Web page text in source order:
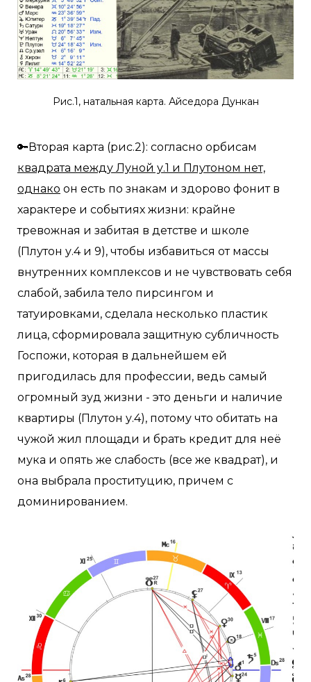
Рис.1, натальная карта. Айседора Дункан
🔑Вторая карта (рис.2): согласно орбисам
квадрата между Луной у.1 и Плутоном нет,
однако он есть по знакам и здорово фонит в
характере и событиях жизни: крайне
тревожная и забитая в детстве и школе
(Плутон у.4 и 9), чтобы избавиться от массы
внутренних комплексов и не чувствовать себя
слабой, забила тело пирсингом и
татуировками, сделала несколько пластик
лица, сформировала защитную субличность
Госпожи, которая в дальнейшем ей
пригодилась для профессии, ведь самый
огромный зуд жизни - это деньги и наличие
квартиры (Плутон у.4), потому что обитать на
чужой жил площади и брать кредит для неё
мука и опять же слабость (все же квадрат), и
она выбрала проституцию, причем с
доминированием.